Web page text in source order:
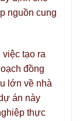
nguồn cung
tạo ra
đồng
lớn về nhà
án này
thực